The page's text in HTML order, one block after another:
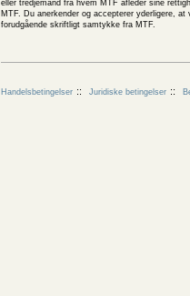
eller tredjemand fra hvem MTF afleder sine
MTF. Du anerkender og accepterer yderligere,
forudgående skriftligt samtykke fra MTF.
Handelsbetingelser Juridiske betingelser